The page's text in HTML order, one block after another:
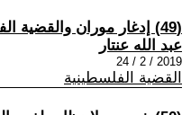
(49) إدغار موران والقضية الفلسطينية: التزام أبدي
عبد الله عنتار
2019 / 2 / 24
القضية الفلسطينية